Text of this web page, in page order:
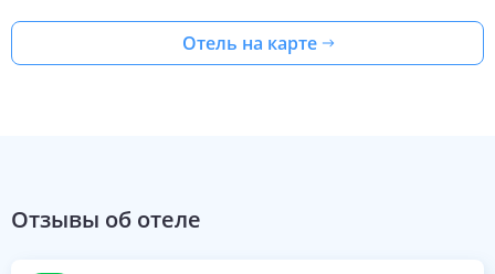
Отель на карте
Отзывы об отеле